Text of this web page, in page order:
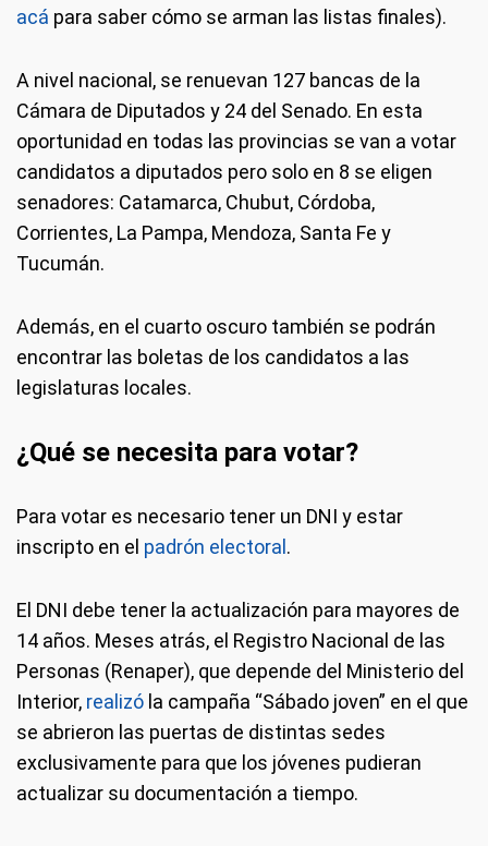
acá para saber cómo se arman las listas finales).
A nivel nacional, se renuevan 127 bancas de la
Cámara de Diputados y 24 del Senado. En esta
oportunidad en todas las provincias se van a votar
candidatos a diputados pero solo en 8 se eligen
senadores: Catamarca, Chubut, Córdoba,
Corrientes, La Pampa, Mendoza, Santa Fe y
Tucumán.
Además, en el cuarto oscuro también se podrán
encontrar las boletas de los candidatos a las
legislaturas locales.
¿Qué se necesita para votar?
Para votar es necesario tener un DNI y estar
inscripto en el padrón electoral .
El DNI debe tener la actualización para mayores de
14 años. Meses atrás, el Registro Nacional de las
Personas (Renaper), que depende del Ministerio del
Interior, realizó la campaña “Sábado joven” en el que
se abrieron las puertas de distintas sedes
exclusivamente para que los jóvenes pudieran
actualizar su documentación a tiempo.